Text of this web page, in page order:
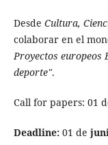
Desde Cultura,
colaborar en el
Proyectos europeos
deporte".
Call for papers: 01
Deadline:01 de